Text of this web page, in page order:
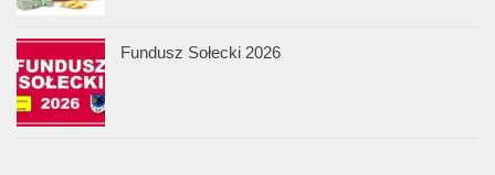
Fundusz Sołecki 2026